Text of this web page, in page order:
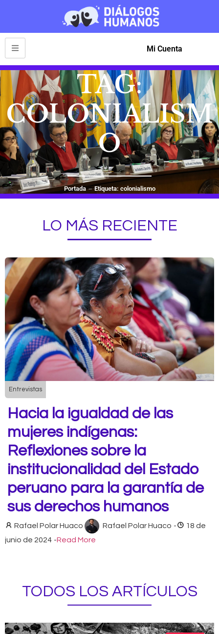
Mi Cuenta
TAG:
COLONIALISM
O
Portada Etiqueta: colonialismo
LO MÁS RECIENTE
Entrevistas
Hacia la igualdad de las
mujeres indígenas:
Reflexiones sobre la
institucionalidad del Estado
peruano para la garantía de
sus derechos humanos
Rafael Polar Huaco Rafael Polar Huaco -
18 de
junio de 2024 -Read More
TODOS LOS ARTÍCULOS